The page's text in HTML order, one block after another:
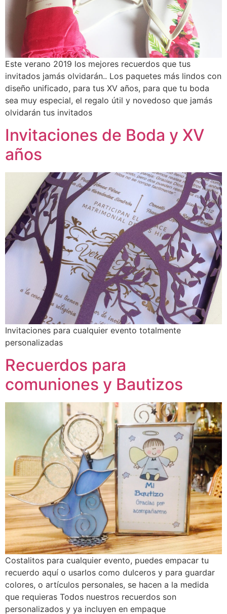
Este verano 2019 los mejores recuerdos que tus
invitados jamás olvidarán.. Los paquetes más lindos con
diseño unificado, para tus XV años, para que tu boda
sea muy especial, el regalo útil y novedoso que jamás
olvidarán tus invitados
Invitaciones de Boda y XV
años
Invitaciones para cualquier evento totalmente
personalizadas
Recuerdos para
comuniones y Bautizos
Costalitos para cualquier evento, puedes empacar tu
recuerdo aquí o usarlos como dulceros y para guardar
colores, o artículos personales, se hacen a la medida
que requieras Todos nuestros recuerdos son
personalizados y ya incluyen en empaque